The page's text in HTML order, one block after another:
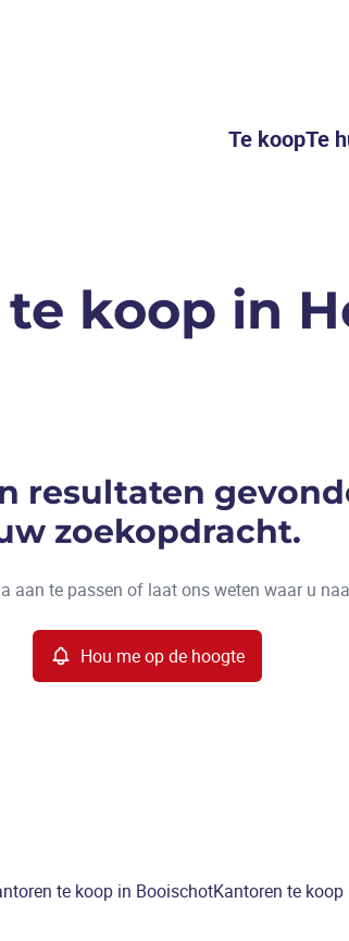
Te koopTe
koop in
resultaten
zoekopdracht.
aan te passen of laat ons weten waar u
Hou me op de hoogte
te koop in BooischotKantoren te